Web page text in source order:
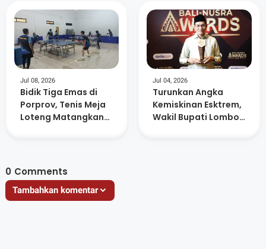
Negeri
Jul 08, 2026
Bidik Tiga Emas di
Porprov, Tenis Meja
Loteng Matangkan
Jul 04, 2026
Turunkan Angka
Kemiskinan Esktrem,
Wakil Bupati Lombok
0 Comments
Tambahkan komentar